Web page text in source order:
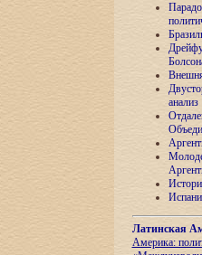
анализ
Латинская
Америка: